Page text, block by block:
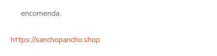
encomenda.
https://sanchopancho.shop